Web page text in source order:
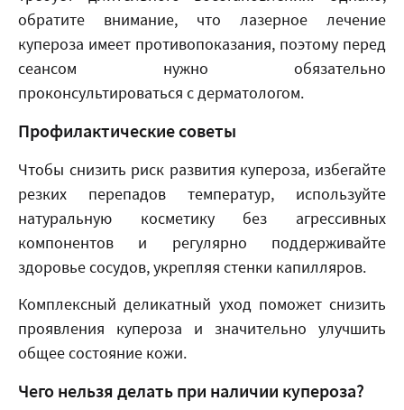
обратите внимание, что лазерное лечение
купероза имеет противопоказания, поэтому перед
сеансом нужно обязательно
проконсультироваться с дерматологом.
Профилактические советы
Чтобы снизить риск развития купероза, избегайте
резких перепадов температур, используйте
натуральную косметику без агрессивных
компонентов и регулярно поддерживайте
здоровье сосудов, укрепляя стенки капилляров.
Комплексный деликатный уход поможет снизить
проявления купероза и значительно улучшить
общее состояние кожи.
Чего нельзя делать при наличии купероза?